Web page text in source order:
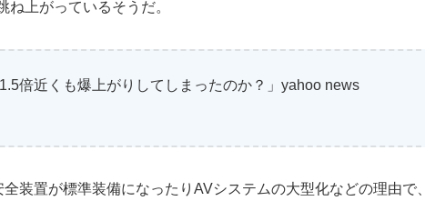
上がっているそうだ。
倍近くも爆上がりしてしまったのか？」yahoo news
装置が標準装備になったりAVシステムの大型化などの理由で、